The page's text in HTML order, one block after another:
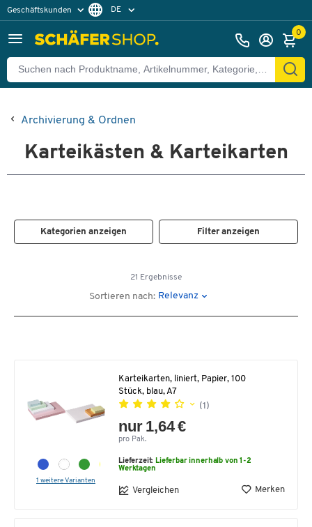
Geschäftskunden DE
0
Archivierung & Ordnen
Karteikästen & Karteikarten
Kategorien anzeigen Filter anzeigen
21 Ergebnisse
Sortieren nach: Relevanz
1 weitere Varianten
Karteikarten, liniert, Papier, 100
Stück, blau, A7
(1)
nur 1,64 €
pro Pak.
Lieferzeit: Lieferbar innerhalb von 1-2
Werktagen
Vergleichen Merken